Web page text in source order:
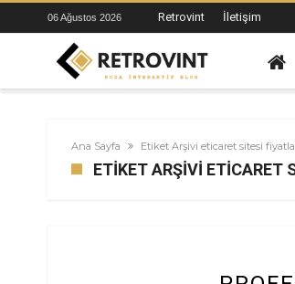
06 Ağustos 2026 Retrovint İletişim
Ana Sayfa Etiket Arşivi eticaret sitesi
ETIKET ARŞIVI ETICARET